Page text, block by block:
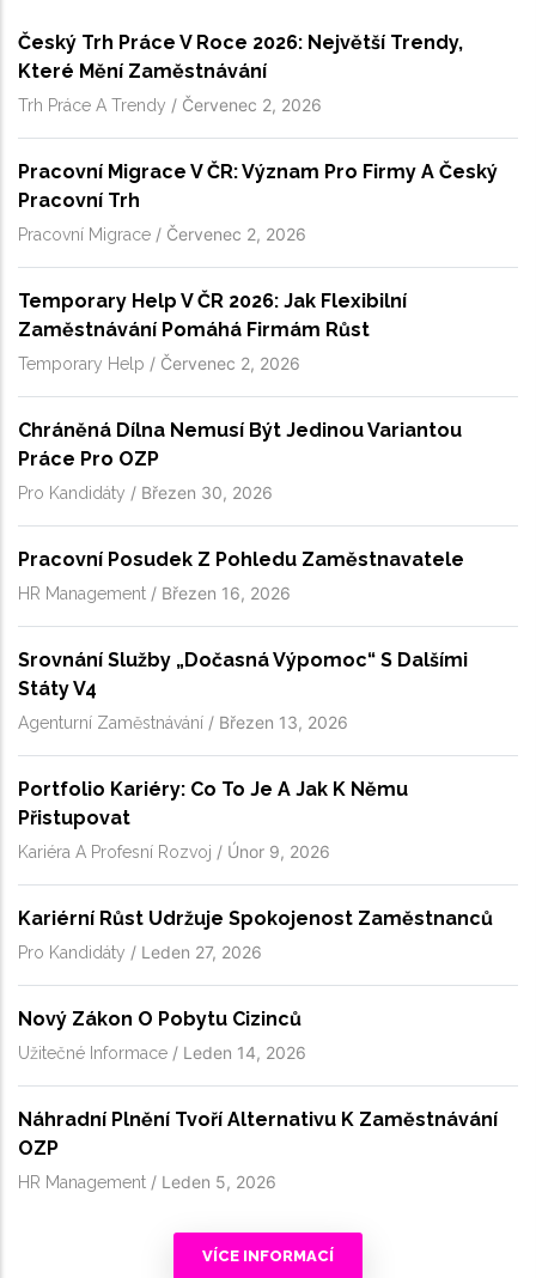
Český Trh Práce V Roce 2026: Největší Trendy,
Které Mění Zaměstnávání
Trh Práce A Trendy / Červenec 2, 2026
Pracovní Migrace V ČR: Význam Pro Firmy A Český
Pracovní Trh
Pracovní Migrace / Červenec 2, 2026
Temporary Help V ČR 2026: Jak Flexibilní
Zaměstnávání Pomáhá Firmám Růst
Temporary Help / Červenec 2, 2026
Chráněná Dílna Nemusí Být Jedinou Variantou
Práce Pro OZP
Pro Kandidáty / Březen 30, 2026
Pracovní Posudek Z Pohledu Zaměstnavatele
HR Management / Březen 16, 2026
Srovnání Služby „dočasná Výpomoc“ S Dalšími
Státy V4
Agenturní Zaměstnávání / Březen 13, 2026
Portfolio Kariéry: Co To Je A Jak K Němu
Přistupovat
Kariéra A Profesní Rozvoj / Únor 9, 2026
Kariérní Růst Udržuje Spokojenost Zaměstnanců
Pro Kandidáty / Leden 27, 2026
Nový Zákon O Pobytu Cizinců
Užitečné Informace / Leden 14, 2026
Náhradní Plnění Tvoří Alternativu K Zaměstnávání
OZP
HR Management / Leden 5, 2026
VÍCE INFORMACÍ